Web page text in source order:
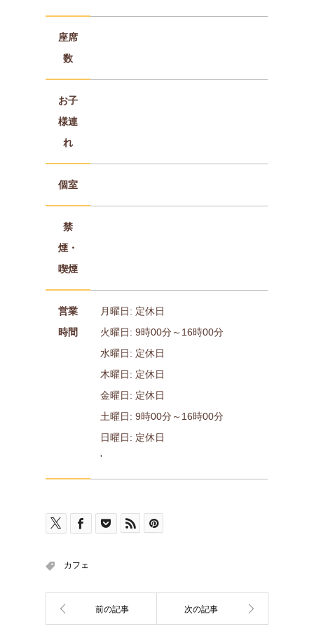
座席
数
お子
様連
れ
個室
禁
煙・
喫煙
営業
時間
月曜日: 定休日
火曜日: 9時00分～16時00分
水曜日: 定休日
木曜日: 定休日
金曜日: 定休日
土曜日: 9時00分～16時00分
日曜日: 定休日
'
カフェ